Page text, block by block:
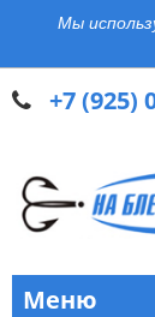
Мы
+7 (925)
Меню